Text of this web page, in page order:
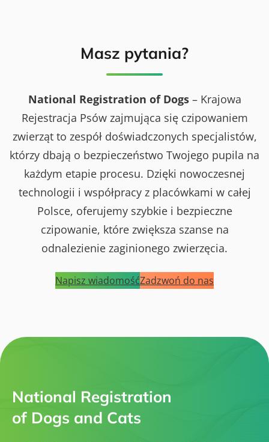
Masz pytania?
National Registration of Dogs– Krajowa
Rejestracja Psów zajmująca się czipowaniem
zwierząt to zespół doświadczonych specjalistów,
którzy dbają o bezpieczeństwo Twojego pupila na
każdym etapie procesu. Dzięki nowoczesnej
technologii i współpracy z placówkami w całej
Polsce, oferujemy szybkie i bezpieczne
czipowanie, które zwiększa szanse na
odnalezienie zaginionego zwierzęcia.
Napisz wiadomośćZadzwoń do nas
National Registration
of Dogs and Cats